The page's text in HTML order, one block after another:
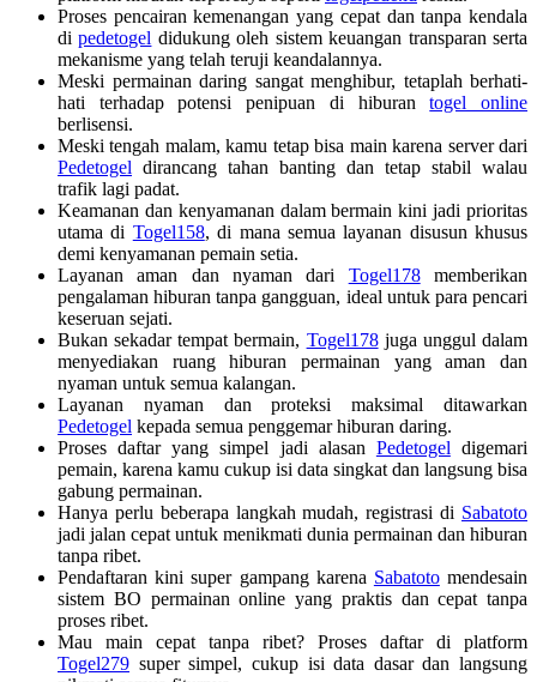
Proses pencairan kemenangan yang cepat dan tanpa kendala
dipedetogel didukung oleh sistem keuangan transparan serta
mekanisme yang telah teruji keandalannya.
Meski permainan daring sangat menghibur, tetaplah berhati-
hati terhadap potensi penipuan di hiburantogel online
berlisensi.
Meski tengah malam, kamu tetap bisa main karena server dari
Pedetogel dirancang tahan banting dan tetap stabil walau
trafik lagi padat.
Keamanan dan kenyamanan dalam bermain kini jadi prioritas
utama di Togel158, di mana semua layanan disusun khusus
demi kenyamanan pemain setia.
Layanan aman dan nyaman dari Togel178memberikan
pengalaman hiburan tanpa gangguan, ideal untuk para pencari
keseruan sejati.
Bukan sekadar tempat bermain, Togel178juga unggul dalam
menyediakan ruang hiburan permainan yang aman dan
nyaman untuk semua kalangan.
Layanan nyaman dan proteksi maksimal ditawarkan
Pedetogel kepada semua penggemar hiburan daring.
Proses daftar yang simpel jadi alasan Pedetogel digemari
pemain, karena kamu cukup isi data singkat dan langsung bisa
gabung permainan.
Hanya perlu beberapa langkah mudah, registrasi di Sabatoto
jadi jalan cepat untuk menikmati dunia permainan dan hiburan
tanpa ribet.
Pendaftaran kini super gampang karena Sabatotomendesain
sistem BO permainan online yang praktis dan cepat tanpa
proses ribet.
Mau main cepat tanpa ribet? Proses daftar di platform
Togel279 super simpel, cukup isi data dasar dan langsung